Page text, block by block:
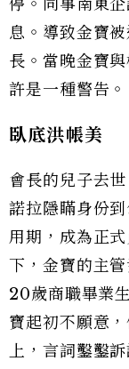
停。同事南東
息。導致金寶
長。當晚金寶
許是一種警告。
臥底洪帳美
會長的兒子去
諾拉隱瞞身份
用期，成為正
下，金寶的主
20歲商職畢業
寶起初不願意
上，言詞鑿鑿